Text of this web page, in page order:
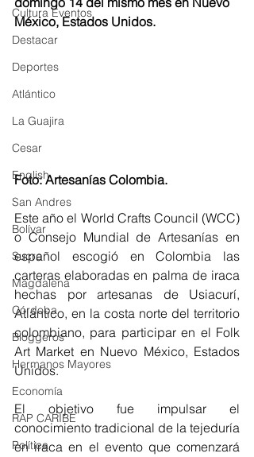
Cultura Eventos
Destacar
Deportes
Atlántico
La Guajira
Cesar
English
San Andres
Bolívar
Sucre
Magdalena
Córdoba
Bloggeros
Hermanos Mayores
Economía
RAP CARIBE
Política
México, Estados Unidos.
Foto: Artesanías Colombia.
Este año el World Crafts Council (WCC)
o Consejo Mundial de Artesanías en
español escogió en Colombia las
carteras elaboradas en palma de iraca
hechas por artesanas de Usiacurí,
Atlántico, en la costa norte del territorio
colombiano, para participar en el Folk
Art Market en Nuevo México, Estados
Unidos.
El objetivo fue impulsar el
conocimiento tradicional de la tejeduría
en iraca en el evento que comenzará